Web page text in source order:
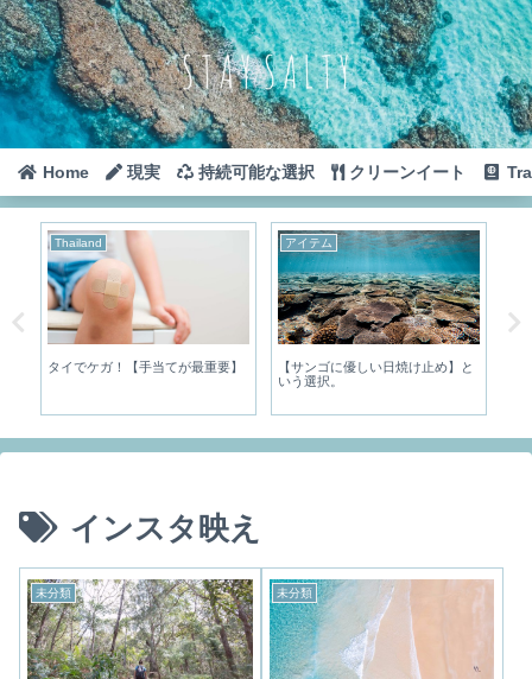
Home 現実 持続可能な選択 クリーンイート
Thailand
タイでケガ！【手当てが最重要】
アイテム
【サンゴに優しい日焼け止め】と
いう選択。
インスタ映え
未分類 未分類